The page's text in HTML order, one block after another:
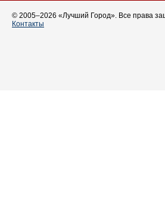
© 2005–2026 «Лучший Город». Все права
Контакты